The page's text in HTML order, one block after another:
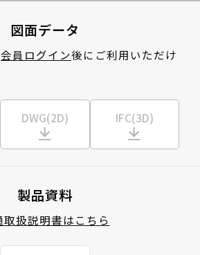
図面データ
会員ログイン後にご利用いただけ
DWG(2D) IFC(3D)
製品資料
取扱説明書はこちら